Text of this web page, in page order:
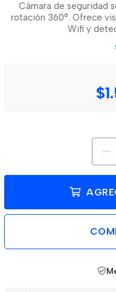
Cámara de seguridad
rotación 360°. Ofrece
Wifi y